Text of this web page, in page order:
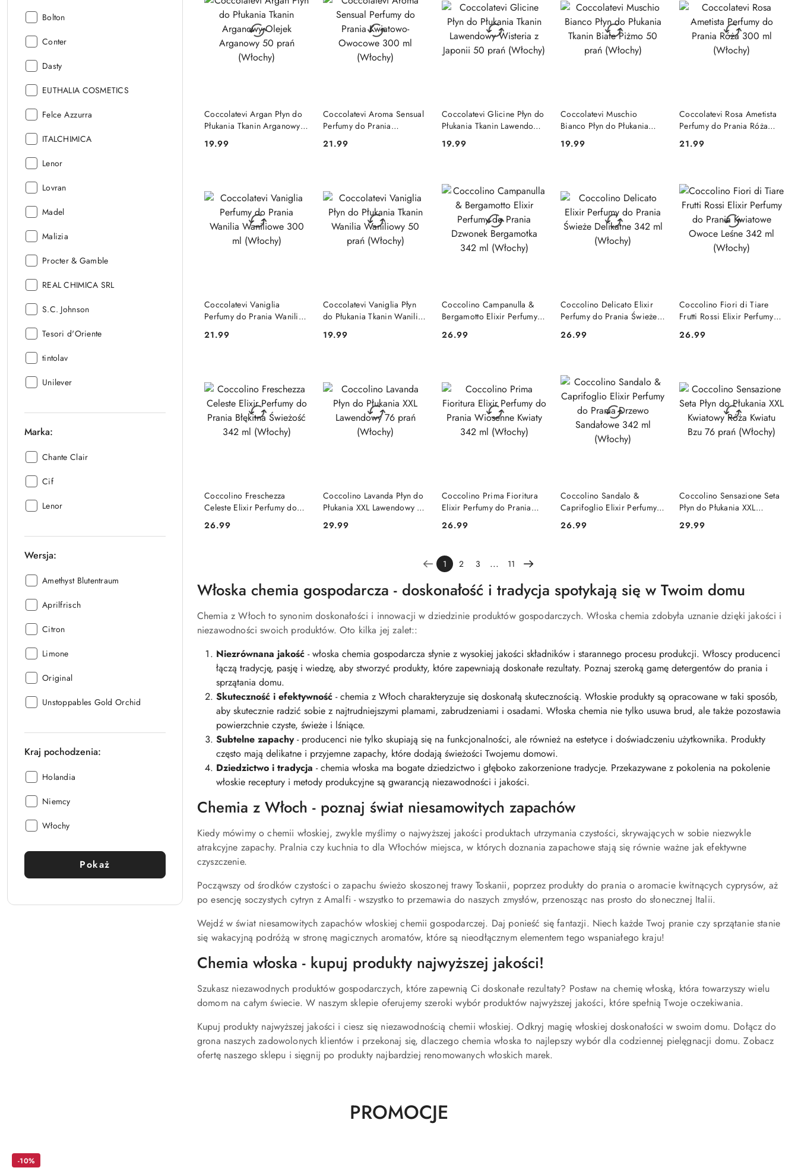
Producent:
Bolton
Producent:
Conter
Producent:
Dasty
Producent:
EUTHALIA COSMETICS
Producent:
Felce Azzurra
Producent:
ITALCHIMICA
Producent:
Lenor
Producent:
Lovran
Producent:
Madel
Producent:
Malizia
Producent:
Procter & Gamble
Producent:
REAL CHIMICA SRL
Producent:
S.C. Johnson
Producent:
Tesori d'Oriente
Producent:
tintolav
Producent:
Unilever
Marka:
Marka::
Chante Clair
Marka::
Cif
Marka::
Lenor
Wersja:
Wersja::
Amethyst Blutentraum
Wersja::
Aprilfrisch
Wersja::
Citron
Wersja::
Limone
Wersja::
Original
Wersja::
Unstoppables Gold Orchid
Kraj pochodzenia:
Kraj
Holandia
Kraj
Niemcy
Kraj
Włochy
Pokaż
Coccolatevi Argan Płyn do
Płukania Tkanin Arganowy
(Włochy)
Cena:
19.99
DO KOSZYKA
Coccolatevi Aroma Sensual
Perfumy do Prania
(Włochy)
Cena:
21.99
DO KOSZYKA
Coccolatevi Glicine Płyn do
Płukania Tkanin Lawendowy
(Włochy)
Cena:
19.99
DO KOSZYKA
Coccolatevi Muschio
Bianco Płyn do Płukania
(Włochy)
Cena:
19.99
DO KOSZYKA
Coccolatevi Rosa Ametista
Perfumy do Prania Róża
Cena:
21.99
DO KOSZYKA
Coccolatevi Vaniglia
Perfumy do Prania Wanilia
Cena:
21.99
DO KOSZYKA
Coccolatevi Vaniglia Płyn
do Płukania Tkanin Wanilia
(Włochy)
Cena:
19.99
DO KOSZYKA
Coccolino Campanulla &
Bergamotto Elixir Perfumy
Bergamotka 342 ml
Cena:
26.99
DO KOSZYKA
Coccolino Delicato Elixir
Perfumy do Prania Świeże
Cena:
26.99
DO KOSZYKA
Coccolino Fiori di Tiare
Frutti Rossi Elixir Perfumy
Leśne 342 ml (Włochy)
Cena:
26.99
DO KOSZYKA
Coccolino Freschezza
Celeste Elixir Perfumy do
342 ml (Włochy)
Cena:
26.99
DO KOSZYKA
Coccolino Lavanda Płyn do
Płukania XXL Lawendowy 76
Cena:
29.99
DO KOSZYKA
Coccolino Prima Fioritura
Elixir Perfumy do Prania
(Włochy)
Cena:
26.99
DO KOSZYKA
Coccolino Sandalo &
Caprifoglio Elixir Perfumy
Sandałowe 342 ml (Włochy)
Cena:
26.99
DO KOSZYKA
Coccolino Sensazione Seta
Płyn do Płukania XXL
76 prań (Włochy)
Cena:
29.99
DO KOSZYKA
1 2 3 ... 11
Włoska chemia gospodarcza - doskonałość i tradycja spotykają się w Twoim domu
Chemia z Włoch to synonim doskonałości i innowacji w dziedzinie produktów gospodarczych. Włoska chemia zdobyła uznanie dzięki jakości i
niezawodności swoich produktów. Oto kilka jej zalet::
Niezrównana jakość - włoska chemia gospodarcza słynie z wysokiej jakości składników i starannego procesu produkcji. Włoscy producenci
łączą tradycję, pasję i wiedzę, aby stworzyć produkty, które zapewniają doskonałe rezultaty. Poznaj szeroką gamę detergentów do prania i
sprzątania domu.
Skuteczność i efektywność - chemia z Włoch charakteryzuje się doskonałą skutecznością. Włoskie produkty są opracowane w taki sposób,
aby skutecznie radzić sobie z najtrudniejszymi plamami, zabrudzeniami i osadami. Włoska chemia nie tylko usuwa brud, ale także pozostawia
powierzchnie czyste, świeże i lśniące.
Subtelne zapachy- producenci nie tylko skupiają się na funkcjonalności, ale również na estetyce i doświadczeniu użytkownika. Produkty
często mają delikatne i przyjemne zapachy, które dodają świeżości Twojemu domowi.
Dziedzictwo i tradycja - chemia włoska ma bogate dziedzictwo i głęboko zakorzenione tradycje. Przekazywane z pokolenia na pokolenie
włoskie receptury i metody produkcyjne są gwarancją niezawodności i jakości.
Chemia z Włoch - poznaj świat niesamowitych zapachów
Kiedy mówimy o chemii włoskiej, zwykle myślimy o najwyższej jakości produktach utrzymania czystości, skrywających w sobie niezwykle
atrakcyjne zapachy. Pralnia czy kuchnia to dla Włochów miejsca, w których doznania zapachowe stają się równie ważne jak efektywne
czyszczenie.
Począwszy od środków czystości o zapachu świeżo skoszonej trawy Toskanii, poprzez produkty do prania o aromacie kwitnących cyprysów, aż
po esencję soczystych cytryn z Amalfi - wszystko to przemawia do naszych zmysłów, przenosząc nas prosto do słonecznej Italii.
Wejdź w świat niesamowitych zapachów włoskiej chemii gospodarczej. Daj ponieść się fantazji. Niech każde Twoj pranie czy sprzątanie stanie
się wakacyjną podróżą w stronę magicznych aromatów, które są nieodłącznym elementem tego wspaniałego kraju!
Chemia włoska - kupuj produkty najwyższej jakości!
Szukasz niezawodnych produktów gospodarczych, które zapewnią Ci doskonałe rezultaty? Postaw na chemię włoską, która towarzyszy wielu
domom na całym świecie. W naszym sklepie oferujemy szeroki wybór produktów najwyższej jakości, które spełnią Twoje oczekiwania.
Kupuj produkty najwyższej jakości i ciesz się niezawodnością chemii włoskiej. Odkryj magię włoskiej doskonałości w swoim domu. Dołącz do
grona naszych zadowolonych klientów i przekonaj się, dlaczego chemia włoska to najlepszy wybór dla codziennej pielęgnacji domu. Zobacz
ofertę naszego sklepu i sięgnij po produkty najbardziej renomowanych włoskich marek.
Produkty
PROMOCJE
-10%